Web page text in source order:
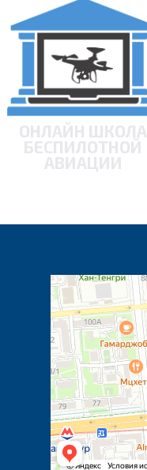
ОНЛАЙН ШКОЛА
БЕСПИЛОТНОЙ
АВИАЦИИ